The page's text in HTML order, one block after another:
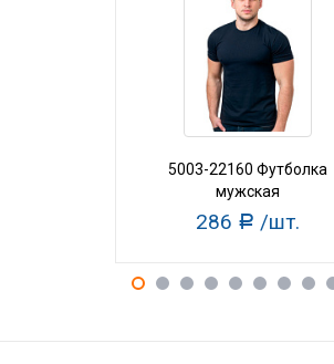
5003-22160 Футболка
мужская
286 Р /шт.